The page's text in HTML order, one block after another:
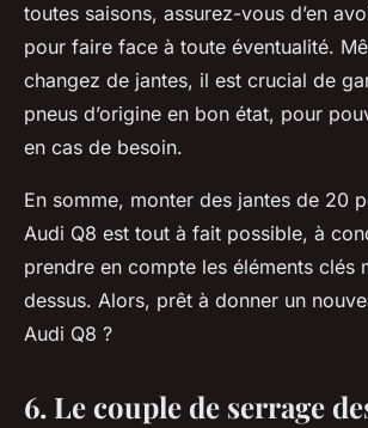
toutes saisons, assurez-vous d’en
pour faire face à toute éventualité.
changez de jantes, il est crucial de
pneus d’origine en bon état, pour
en cas de besoin.
En somme, monter des jantes de 20
Audi Q8 est tout à fait possible, à
prendre en compte les éléments clés
dessus. Alors, prêt à donner un
Audi Q8 ?
6. Le couple de serrage